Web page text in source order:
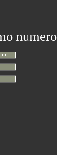
numero